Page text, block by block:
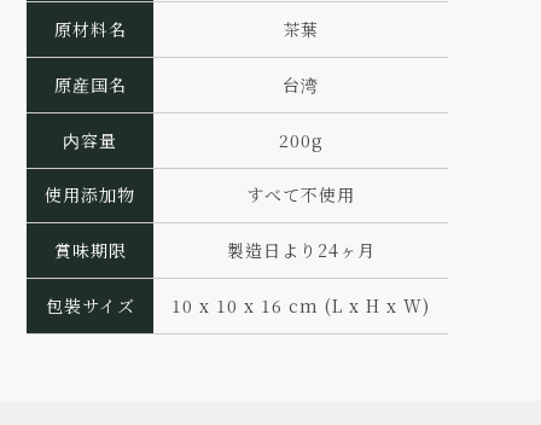
原材料名 茶葉
原産国名 台湾
内容量 200g
使用添加物 すべて不使用
賞味期限 製造日より24ヶ月
包裝サイズ 10 x 10 x 16 cm (L x H x W)